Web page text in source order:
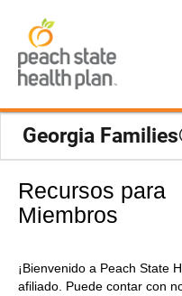
Georgia
Recursos para
Miembros
¡Bienvenido a Peach State
afiliado. Puede contar con